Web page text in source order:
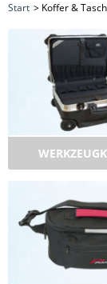
Start Koffer &